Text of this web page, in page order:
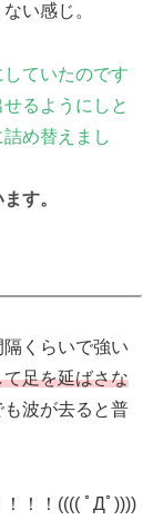
い感じ。
ていたのです
るようにしと
め替えまし
す。
くらいで強い
足を延ばさな
も波が去ると普
！！(((( ﾟДﾟ))))